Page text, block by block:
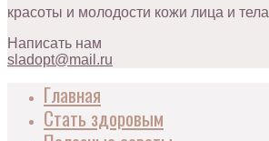
красоты и молодости кожи лица и тела
Написать нам
sladopt@mail.ru
Главная
Стать здоровым